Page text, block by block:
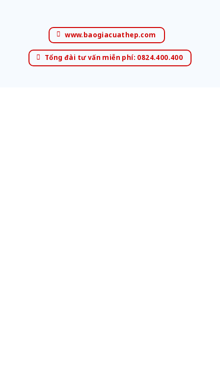
www.baogiacuathep.com
Tổng đài tư vấn miễn phí: 0824.400.400